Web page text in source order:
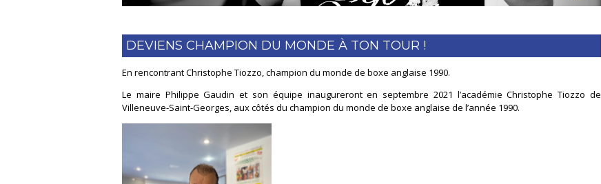
DEVIENS CHAMPION DU MONDE À TON TOUR !
En rencontrant Christophe Tiozzo, champion du monde de boxe anglaise 1990.
Le maire Philippe Gaudin et son équipe inaugureront en septembre 2021 l’académie Christophe Tiozzo de
Villeneuve-Saint-Georges, aux côtés du champion du monde de boxe anglaise de l’année 1990.